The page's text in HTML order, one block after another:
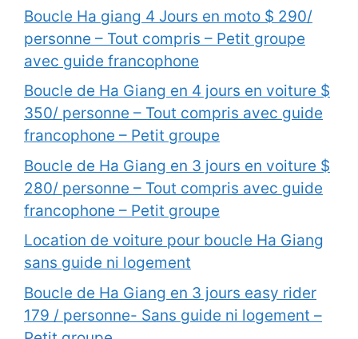
Boucle Ha giang 4 Jours en moto $ 290/
personne – Tout compris – Petit groupe
avec guide francophone
Boucle de Ha Giang en 4 jours en voiture $
350/ personne – Tout compris avec guide
francophone – Petit groupe
Boucle de Ha Giang en 3 jours en voiture $
280/ personne – Tout compris avec guide
francophone – Petit groupe
Location de voiture pour boucle Ha Giang
sans guide ni logement
Boucle de Ha Giang en 3 jours easy rider
179 / personne- Sans guide ni logement –